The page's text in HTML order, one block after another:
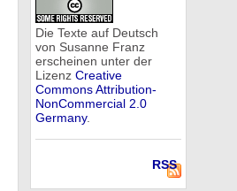
Die Texte auf Deutsch
von Susanne Franz
erscheinen unter der
Lizenz Creative
Commons Attribution-
NonCommercial 2.0
Germany.
RSS